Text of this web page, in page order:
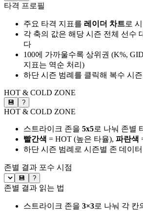
타격 프로필
주요 타격 지표를 레이더 차트로
각 축의 값은 해당 시즌 전체 선수
다
100에 가까울수록 상위권 (K%,
지표는 역순 처리)
하단 시즌 범례를 클릭해 복수 시
HOT & COLD ZONE
💾 ?
HOT & COLD ZONE
스트라이크 존을 5x5로 나눠 존별
빨간색 = HOT (높은 타율), 파란색
하단 시즌 범례로 시즌별 존 데이
존별 결과 포수 시점
💾 ?
존별 결과 읽는 법
스트라이크 존을 3×3로 나눠 각 칸